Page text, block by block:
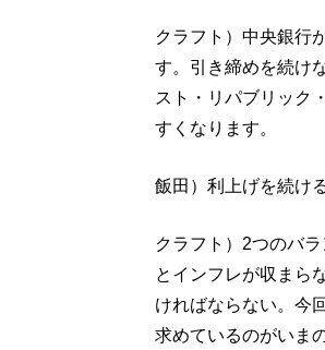
クラフト）中央銀行
す。引き締めを続け
スト・リパブリック
すくなります。
飯田）利上げを続け
クラフト）2つのバ
とインフレが収まら
ければならない。今
求めているのがいま